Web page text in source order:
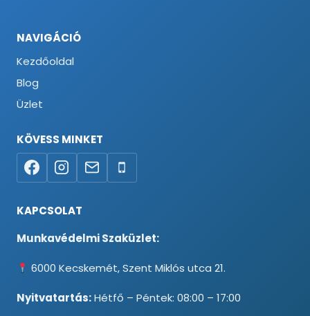
NAVIGÁCIÓ
Kezdőoldal
Blog
Üzlet
KÖVESS MINKET
KAPCSOLAT
Munkavédelmi Szaküzlet:
6000 Kecskemét, Szent Miklós utca 21.
Nyitvatartás:Hétfő – Péntek: 08:00 – 17:00